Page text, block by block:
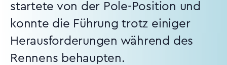
startete von der Pole-Position und
konnte die Führung trotz einiger
Herausforderungen während des
Rennens behaupten.